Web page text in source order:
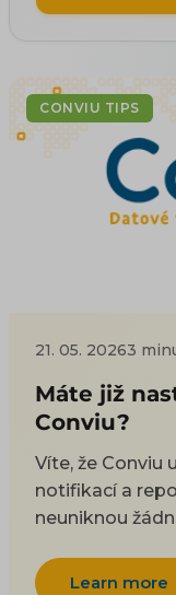
CONVIU TIPS
21. 05. 20263
Máte již
Conviu?
Víte, že Conviu
notifikací a
neuniknou
Learn more